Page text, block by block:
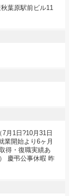
葉原駅前ビル11
月1日?10月31日
業開始より6ヶ月
得・復職実績あ
慶弔公事休暇 昨